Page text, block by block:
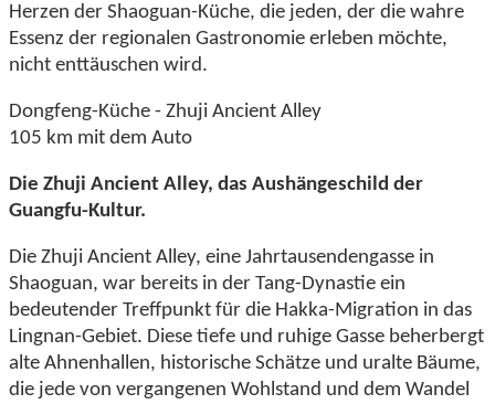
Herzen der Shaoguan-Küche, die jeden, der die wahre
Essenz der regionalen Gastronomie erleben möchte,
nicht enttäuschen wird.
Dongfeng-Küche - Zhuji Ancient Alley
105 km mit dem Auto
Die Zhuji Ancient Alley, das Aushängeschild der
Guangfu-Kultur.
Die Zhuji Ancient Alley, eine Jahrtausendengasse in
Shaoguan, war bereits in der Tang-Dynastie ein
bedeutender Treffpunkt für die Hakka-Migration in das
Lingnan-Gebiet. Diese tiefe und ruhige Gasse beherbergt
alte Ahnenhallen, historische Schätze und uralte Bäume,
die jede von vergangenen Wohlstand und dem Wandel